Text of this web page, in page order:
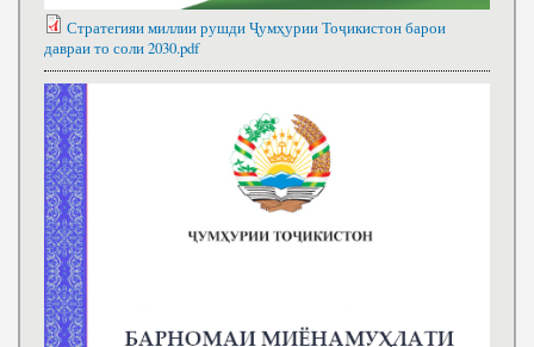
Стратегияи миллии рушди Ҷумҳурии Тоҷикистон барои
давраи то соли 2030.pdf